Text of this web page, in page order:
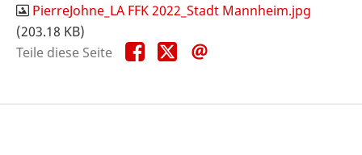
PierreJohne_LA FFK 2022_Stadt Mannheim.jpg
(203.18 KB)
Teile diese Seite
Teile
diese
Teile
diese